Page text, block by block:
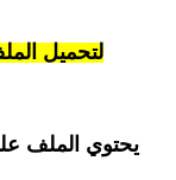
لتحميل
يحتوي الملف